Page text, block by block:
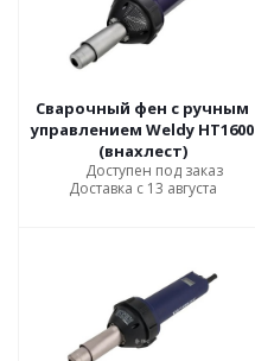
Сварочный фен с ручным
управлением Weldy HT1600
(внахлест)
Доступен под заказ
Доставка с 13 августа